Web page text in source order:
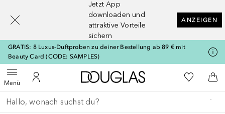
Jetzt App
downloaden und
attraktive Vorteile
sichern
ANZEIGEN
GRATIS: 8 Luxus-Duftproben zu deiner Bestellung ab 89 € mit
Beauty Card (CODE: SAMPLES)
MenüMenü öffnenZu Meinem Kundenkonto
Zur Douglas Startseite
Zu Meiner
Gehe zurück
Suche ausführen
[navigation.slideout.screenreader]